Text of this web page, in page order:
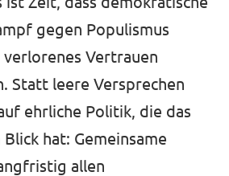
gegen Populismus
Vertrauen
Statt leere Versprechen
ehrliche Politik, die das
hat: Gemeinsame
allen